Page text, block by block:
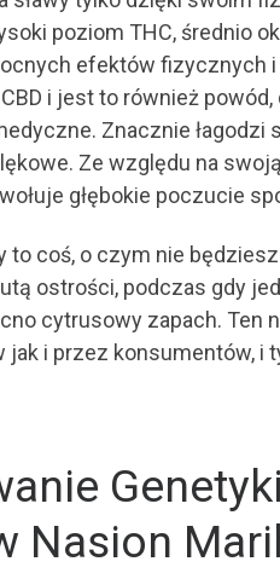
poziom THC, średnio
efektów fizycznych
i jest to również
Znacznie
Ze względu na
głębokie poczucie
to coś, o czym nie
ostrości, podczas gdy
cytrusowy zapach.
i przez konsumentów, i
Nasion